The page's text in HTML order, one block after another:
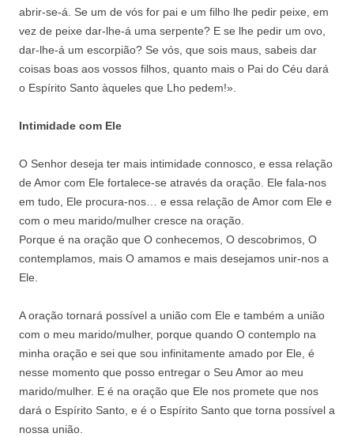
abrir-se-á. Se um de vós for pai e um filho lhe pedir peixe, em
vez de peixe dar-lhe-á uma serpente? E se lhe pedir um ovo,
dar-lhe-á um escorpião? Se vós, que sois maus, sabeis dar
coisas boas aos vossos filhos, quanto mais o Pai do Céu dará
o Espírito Santo àqueles que Lho pedem!».
Intimidade com Ele
O Senhor deseja ter mais intimidade connosco, e essa relação
de Amor com Ele fortalece-se através da oração. Ele fala-nos
em tudo, Ele procura-nos… e essa relação de Amor com Ele e
com o meu marido/mulher cresce na oração.
Porque é na oração que O conhecemos, O descobrimos, O
contemplamos, mais O amamos e mais desejamos unir-nos a
Ele.
A oração tornará possível a união com Ele e também a união
com o meu marido/mulher, porque quando O contemplo na
minha oração e sei que sou infinitamente amado por Ele, é
nesse momento que posso entregar o Seu Amor ao meu
marido/mulher. E é na oração que Ele nos promete que nos
dará o Espírito Santo, e é o Espírito Santo que torna possível a
nossa união.